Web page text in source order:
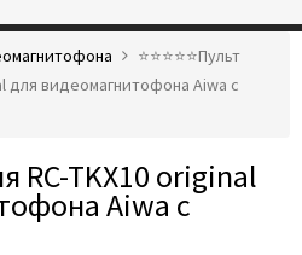
⭐️⭐️⭐️⭐️⭐️Пульт
для видеомагнитофона Aiwa с
RC-TKX10 original
Aiwa с